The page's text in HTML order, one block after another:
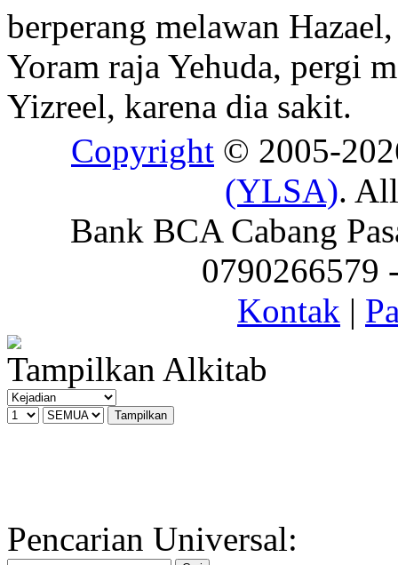
berperang melawan Hazael,
Yoram raja Yehuda, pergi
Yizreel, karena dia sakit.
Copyright © 2005-
(YLSA).
Bank BCA Cabang
0790266579
Kontak |
Tampilkan Alkitab
Pencarian Universal: